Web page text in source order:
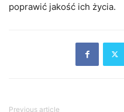
poprawić jakość ich życia.
Previous article